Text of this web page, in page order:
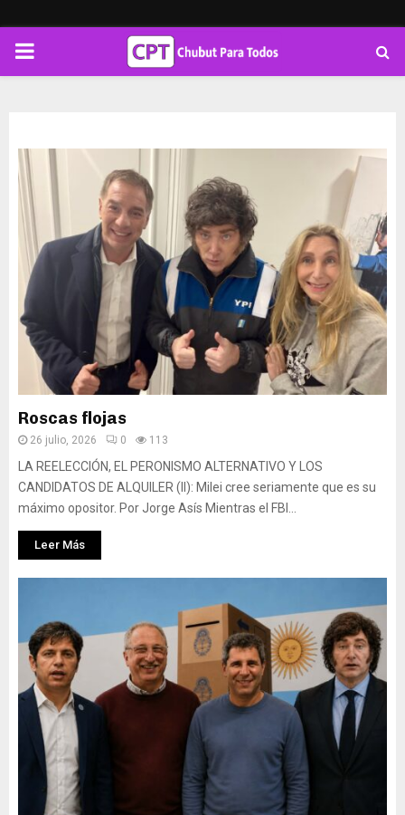
PRIMARY
Roscas flojas
26 julio, 2026 0 113
LA REELECCIÓN, EL PERONISMO ALTERNATIVO Y LOS
CANDIDATOS DE ALQUILER (II): Milei cree seriamente que es su
máximo opositor. Por Jorge Asís Mientras el FBI...
Leer Más